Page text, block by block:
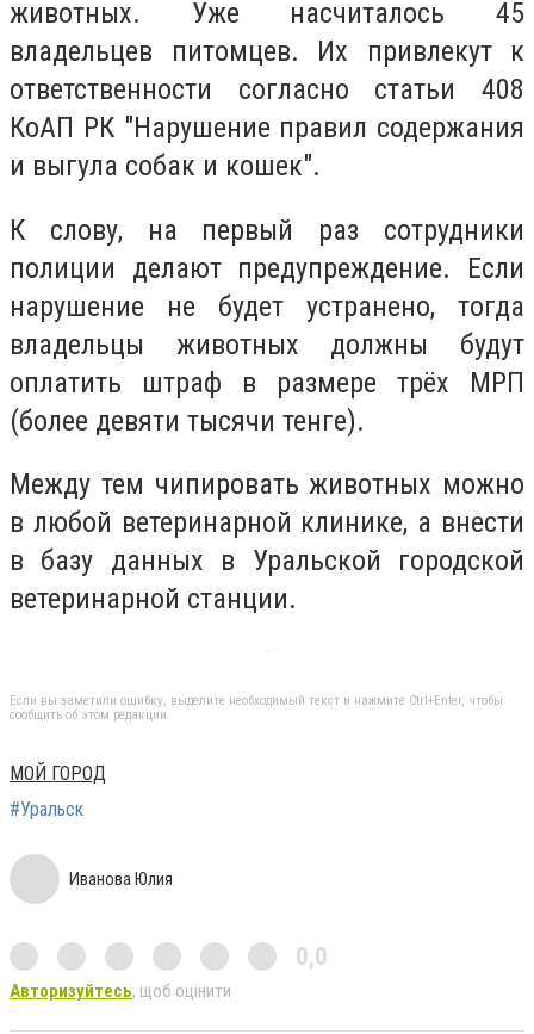
животных. Уже насчиталось 45
владельцев питомцев. Их привлекут к
ответственности согласно статьи 408
КоАП РК "Нарушение правил содержания
и выгула собак и кошек".
К слову, на первый раз сотрудники
полиции делают предупреждение. Если
нарушение не будет устранено, тогда
владельцы животных должны будут
оплатить штраф в размере трёх МРП
(более девяти тысячи тенге).
Между тем чипировать животных можно
в любой ветеринарной клинике, а внести
в базу данных в Уральской городской
ветеринарной станции.
Если вы заметили ошибку, выделите необходимый текст и нажмите Ctrl+Enter, чтобы
сообщить об этом редакции
МОЙ ГОРОД
#Уральск
Иванова Юлия
0,0
Авторизуйтесь, щоб оцінити